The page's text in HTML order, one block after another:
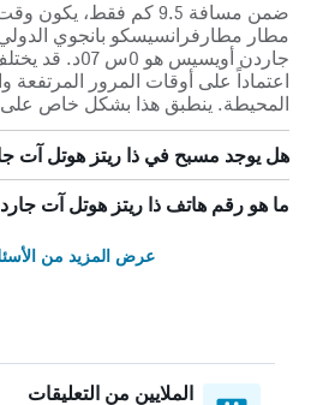
ضمن مسافة 9.5 كم فقط،
مطار مطارفرانسيسكو بانجوي
جاردن أويسيس هو
اعتماداً على أوقات المرور
المحيطة. ينطبق هذا بشكل خاص على
هل يوجد مسبح في ذا ريتز هوتل آت
ما هو رقم هاتف ذا ريتز هوتل آت
عرض المزيد من
الملايين من التعليقات